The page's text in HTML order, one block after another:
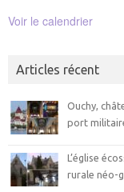
Voir le calendrier
Articles récent
Ouchy,
port
L’église
rurale néo-